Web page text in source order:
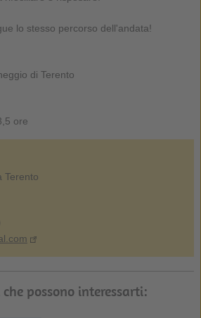
lo stesso percorso dell'andata!
di Terento
ore
Terento
possono interessarti: